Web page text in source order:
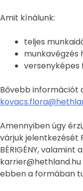
Amit kínálunk:
teljes
munkavégzés
versenyképes
Bővebb információt
Amennyiben úgy
várjuk jelentkezését
BÉRIGÉNY, valamint
ebben a formában